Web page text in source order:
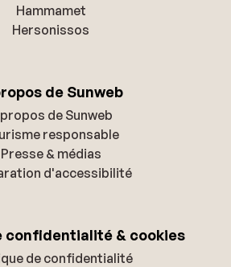
Hammamet
Hersonissos
de Sunweb
de Sunweb
responsable
Presse & médias
d'accessibilité
confidentialité & cookies
de confidentialité